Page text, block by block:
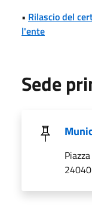
• Rilascio del
l'ente
Sede